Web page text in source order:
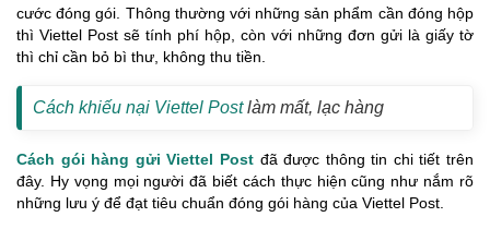
cước đóng gói. Thông thường với những sản phẩm cần đóng hộp
thì Viettel Post sẽ tính phí hộp, còn với những đơn gửi là giấy tờ
thì chỉ cần bỏ bì thư, không thu tiền.
Cách khiếu nại Viettel Postlàm mất, lạc hàng
Cách gói hàng gửi Viettel Postđã được thông tin chi tiết trên
đây. Hy vọng mọi người đã biết cách thực hiện cũng như nắm rõ
những lưu ý để đạt tiêu chuẩn đóng gói hàng của Viettel Post.